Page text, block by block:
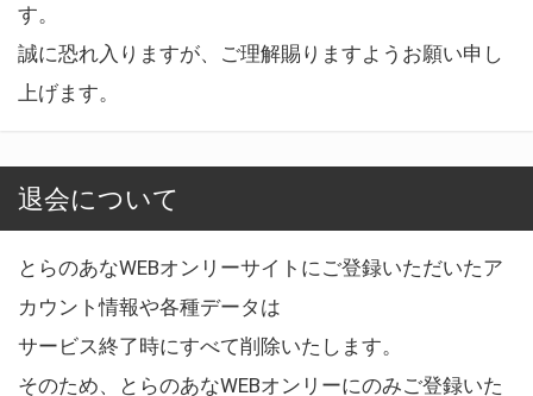
す。
誠に恐れ入りますが、ご理解賜りますようお願い申し
上げます。
退会について
とらのあなWEBオンリーサイトにご登録いただいたア
カウント情報や各種データは
サービス終了時にすべて削除いたします。
そのため、とらのあなWEBオンリーにのみご登録いた